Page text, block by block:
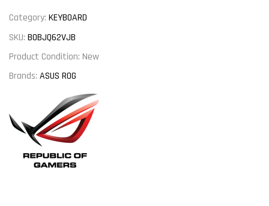
Category: KEYBOARD
SKU: B0BJQ62VJB
Product Condition: New
Brands: ASUS ROG